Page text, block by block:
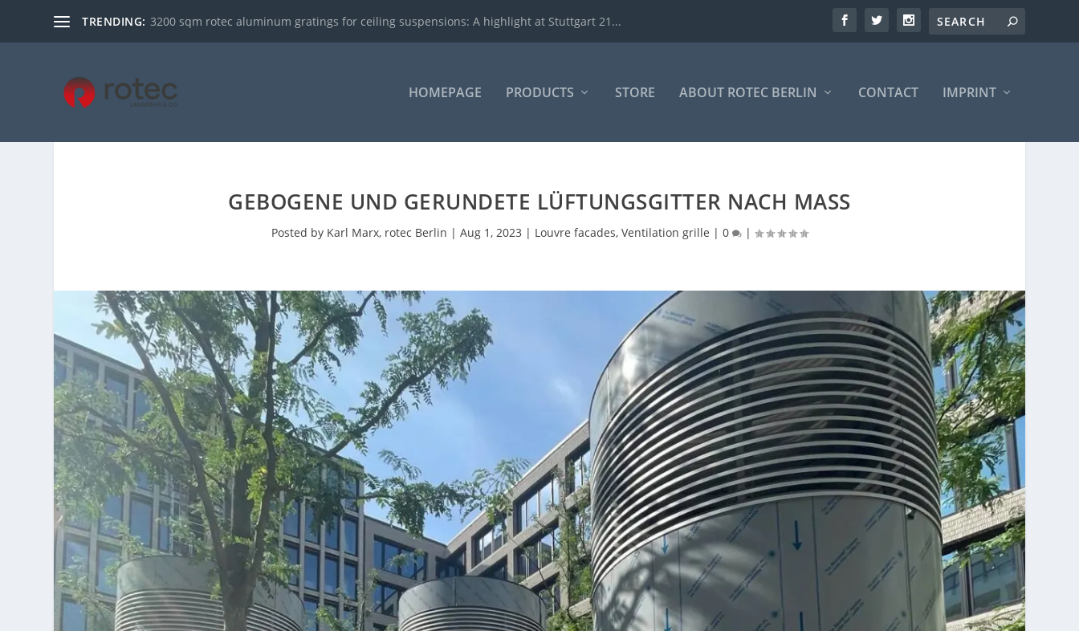
TRENDING: 3200 sqm rotec aluminum gratings for ceiling suspensions: A highlight at Stuttgart 21...
HOMEPAGE PRODUCTS STORE ABOUT ROTEC BERLIN CONTACT IMPRINT
GEBOGENE UND GERUNDETE LÜFTUNGSGITTER NACH MASS
Posted by Karl Marx, rotec Berlin | Aug 1, 2023 | Louvre facades, Ventilation grille | 0 |